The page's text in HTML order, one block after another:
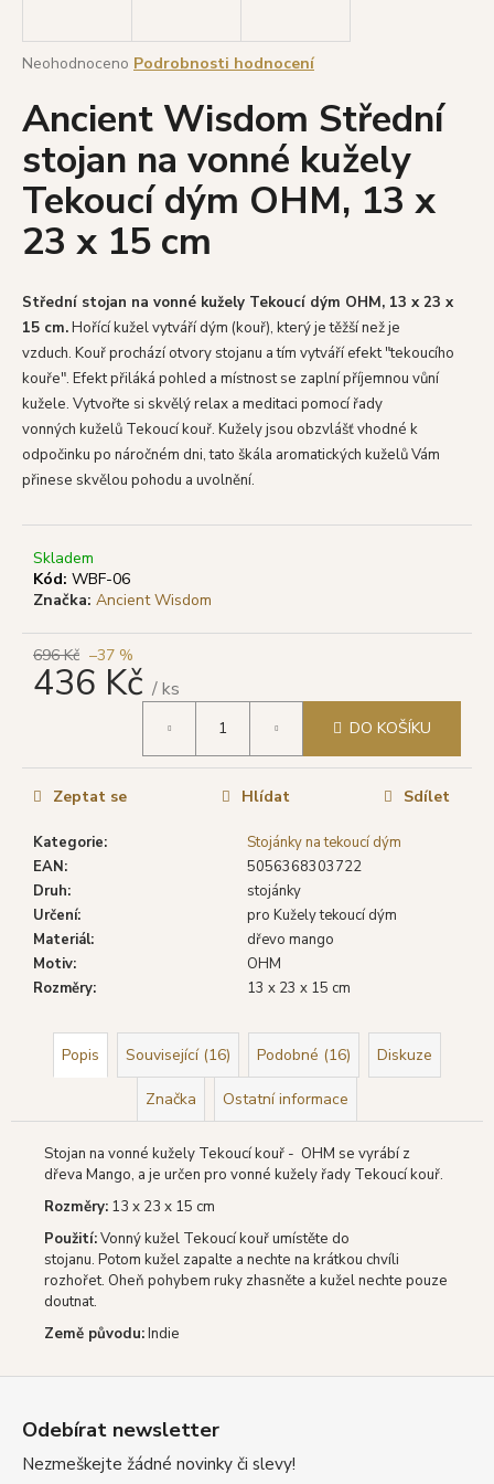
Průměrné
produktu
je
z
5
hvězdiček.
Neohodnoceno Podrobnosti hodnocení
Ancient Wisdom Střední
stojan na vonné kužely
Tekoucí dým OHM, 13 x
23 x 15 cm
Střední stojan na vonné kužely Tekoucí dým OHM, 13 x 23 x
15 cm.Hořící kužel vytváří dým (kouř), který je těžší než je
vzduch. Kouř prochází otvory stojanu a tím vytváří efekt "tekoucího
kouře". Efekt přiláká pohled a místnost se zaplní příjemnou vůní
kužele. Vytvořte si skvělý relax a meditaci pomocí řady
vonných kuželů Tekoucí kouř. Kužely jsou obzvlášť vhodné k
odpočinku po náročném dni, tato škála aromatických kuželů Vám
přinese skvělou pohodu a uvolnění.
Skladem
Kód: WBF-06
Značka: Ancient Wisdom
696 Kč –37 %
436 Kč / ks
DO KOŠÍKU
Kategorie:
Stojánky na tekoucí dým
EAN:
5056368303722
Druh:
stojánky
Určení:
pro Kužely tekoucí dým
Materiál:
dřevo mango
Motiv:
OHM
Rozměry: 13 x 23 x 15 cm
Zeptat se Hlídat Sdílet
Popis Související (16) Podobné (16) Diskuze
Značka Ostatní informace
Stojan na vonné kužely Tekoucí kouř - OHM se vyrábí z
dřeva Mango, a je určen pro vonné kužely řady Tekoucí kouř.
Rozměry: 13 x 23 x 15 cm
Použití:Vonný kužel Tekoucí kouř umístěte do
stojanu. Potom kužel zapalte a nechte na krátkou chvíli
rozhořet. Oheň pohybem ruky zhasněte a kužel nechte pouze
doutnat.
Země původu:Indie
j
t
?
HLEDAT
D
o
p
o
r
u
č
u
e
m
SHRINIVAS
SATYA
15
29
Kč
Původně:
46
Kč
Odebírat newsletter
Nezmeškejte žádné novinky či slevy!